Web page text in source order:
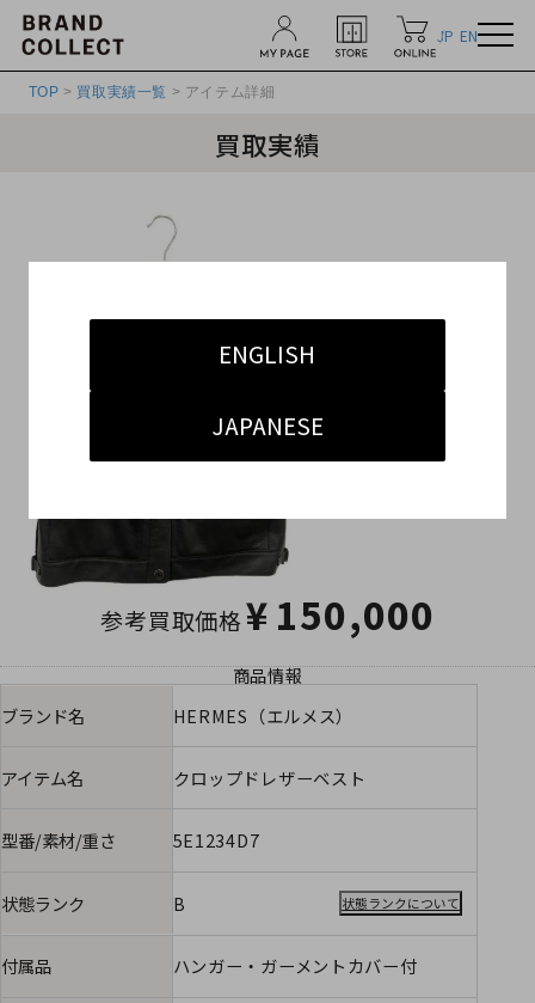
JP EN
ENGLISH
JAPANESE
TOP > 買取実績一覧 > アイテム詳細
買取実績
参考買取価格¥150,000
商品情報
ブランド名
HERMES（エルメス）
アイテム名 クロップドレザーベスト
型番/素材/重さ 5E1234D7
状態ランク B 状態ランクについて
付属品 ハンガー・ガーメントカバー付